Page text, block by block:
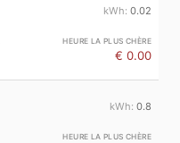
0.02
€ 0.00
0.8